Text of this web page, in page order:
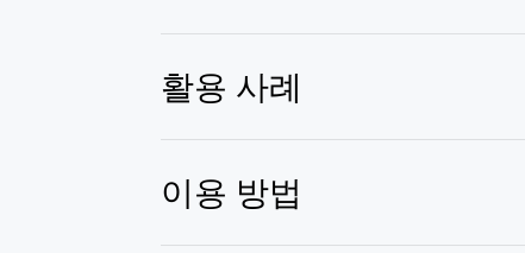
활용 사례
이용 방법